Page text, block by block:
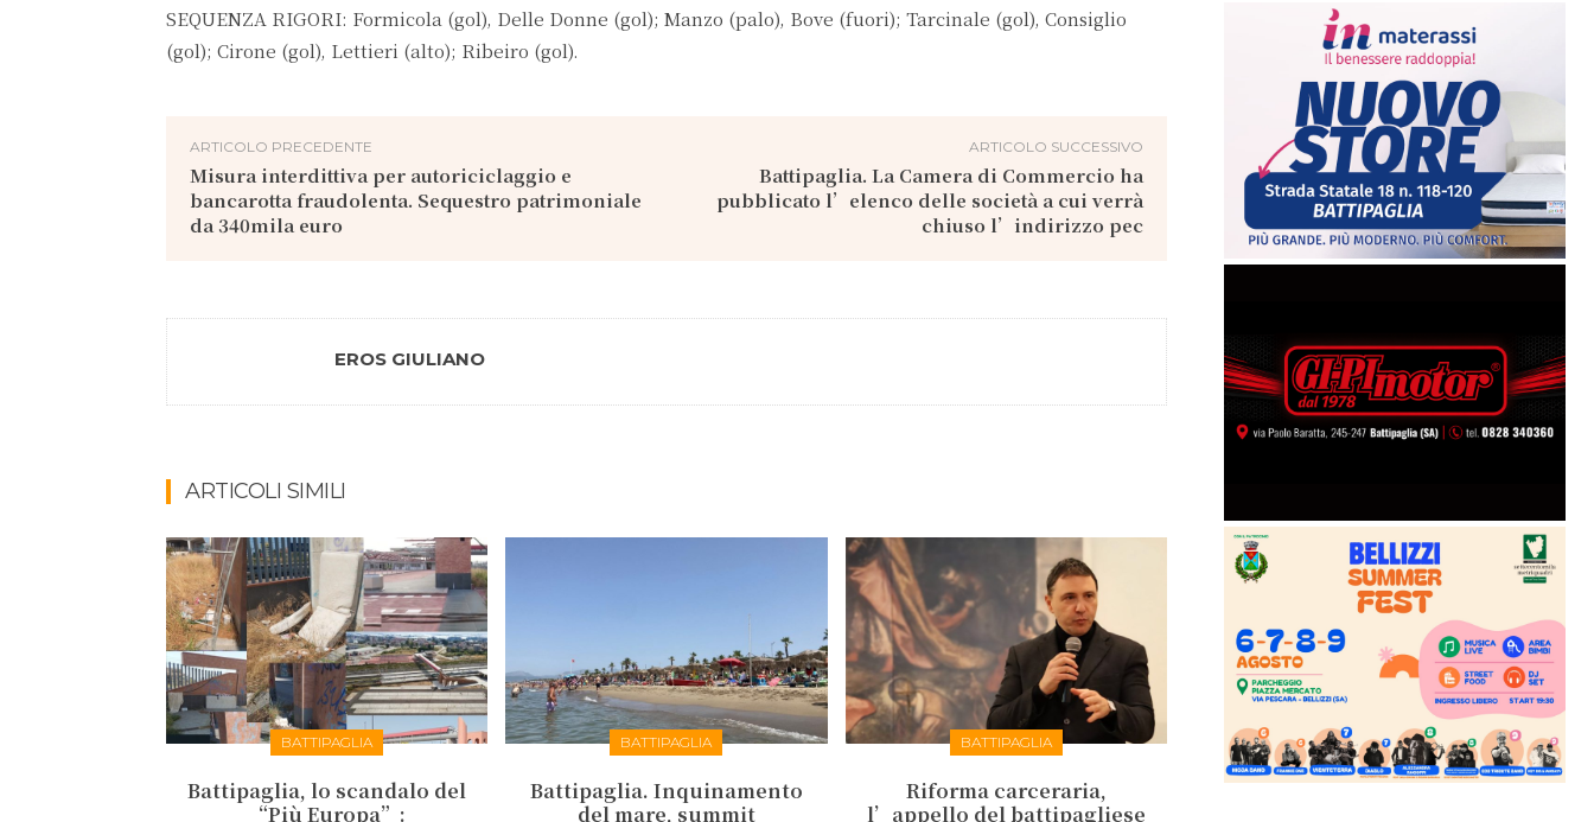
SEQUENZA RIGORI: Formicola (gol), Delle Donne (gol); Manzo (palo), Bove (fuori); Tarcinale (gol), Consiglio
(gol); Cirone (gol), Lettieri (alto); Ribeiro (gol).
ARTICOLO PRECEDENTE
Misura interdittiva per autoriciclaggio e
bancarotta fraudolenta. Sequestro patrimoniale
da 340mila euro
ARTICOLO SUCCESSIVO
Battipaglia. La Camera di Commercio ha
pubblicato l’elenco delle società a cui verrà
chiuso l’indirizzo pec
EROS GIULIANO
ARTICOLI SIMILI
BATTIPAGLIA
Battipaglia, lo scandalo del
“Più Europa”:
BATTIPAGLIA
Battipaglia. Inquinamento
del mare, summit
BATTIPAGLIA
Riforma carceraria,
l’appello del battipagliese